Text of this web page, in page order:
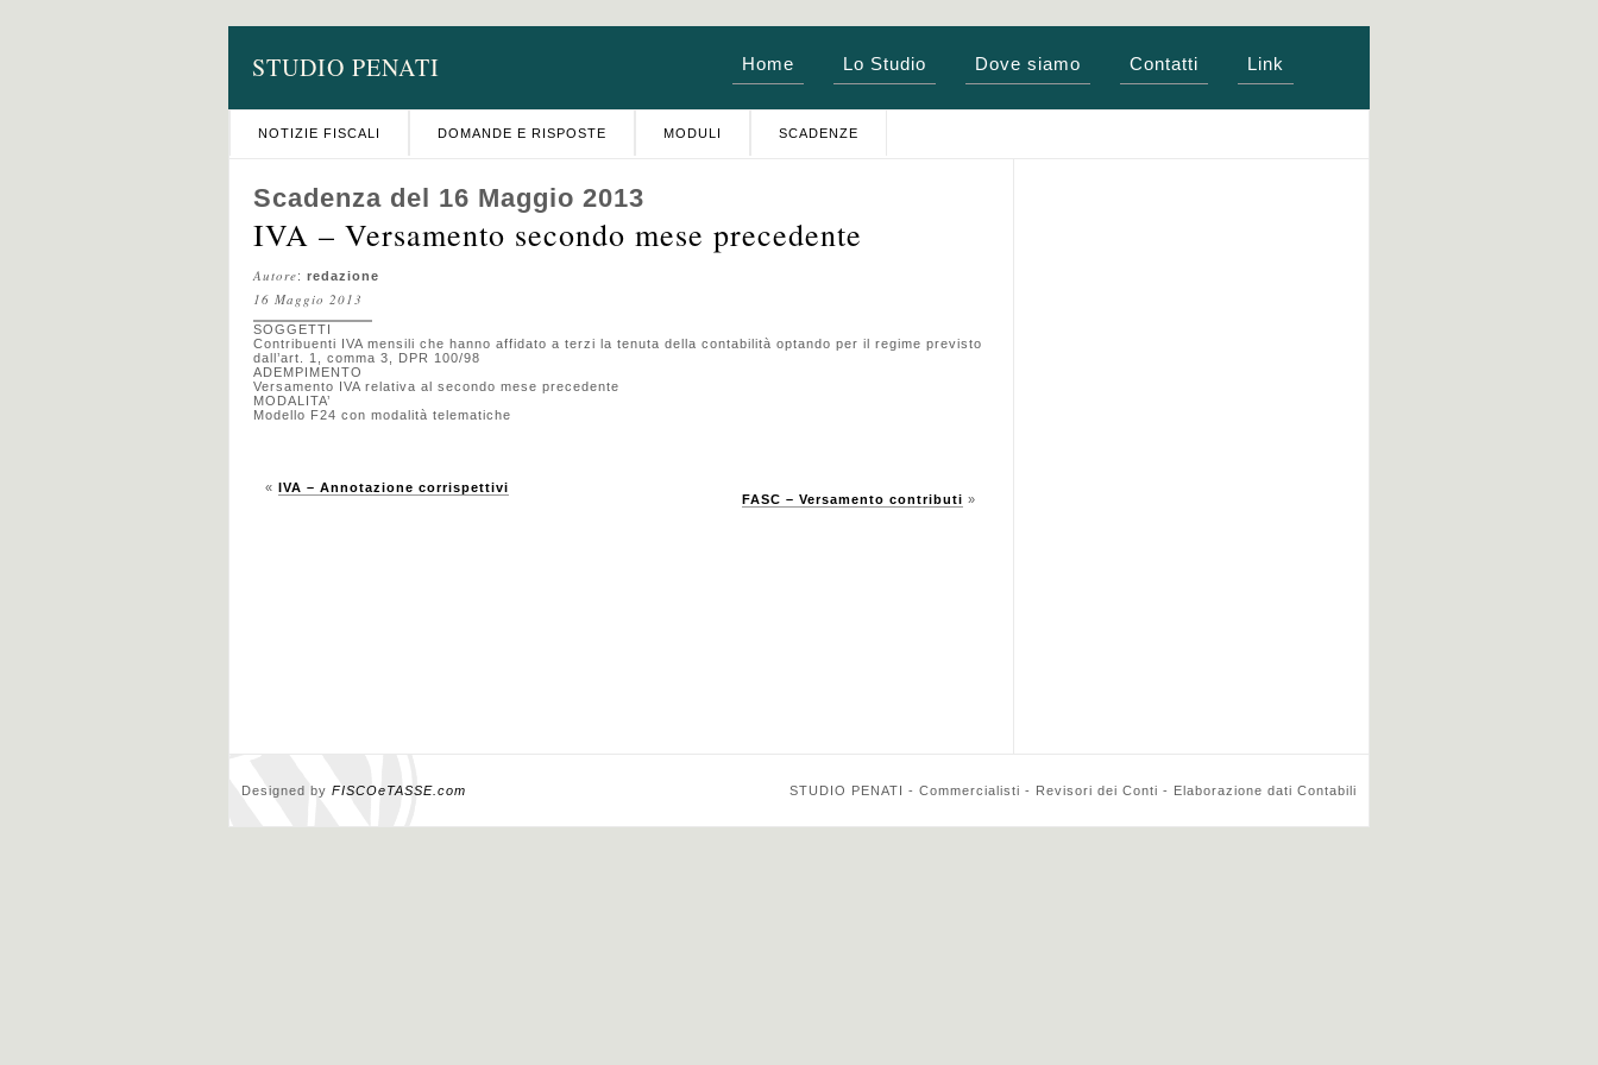
STUDIO PENATI Home Lo Studio Dove siamo Contatti Link
NOTIZIE FISCALI DOMANDE E RISPOSTE MODULI SCADENZE
Scadenza del 16 Maggio 2013
IVA – Versamento secondo mese precedente
Autore: redazione
16 Maggio 2013
SOGGETTI
Contribuenti IVA mensili che hanno affidato a terzi la tenuta della contabilità optando per il regime previsto
dall’art. 1, comma 3, DPR 100/98
ADEMPIMENTO
Versamento IVA relativa al secondo mese precedente
MODALITA’
Modello F24 con modalità telematiche
« IVA – Annotazione corrispettivi
FASC – Versamento contributi »
Designed by FISCOeTASSE.com STUDIO PENATI - Commercialisti - Revisori dei Conti - Elaborazione dati Contabili